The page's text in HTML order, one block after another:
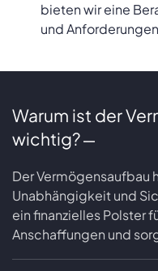
bieten wir eine
und
Warum ist der
wichtig?
Der Vermögensaufbau
Unabhängigkeit und
ein finanzielles Polster
Anschaffungen und